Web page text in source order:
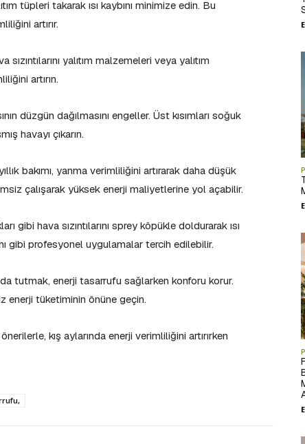
tüpleri takarak ısı kaybını minimize edin. Bu
artırır.
yalıtım malzemeleri veya yalıtım
artırın.
düzgün dağılmasını engeller. Üst kısımları soğuk
havayı çıkarın.
bakımı, yanma verimliliğini artırarak daha düşük
çalışarak yüksek enerji maliyetlerine yol açabilir.
gibi hava sızıntılarını sprey köpükle doldurarak ısı
gibi profesyonel uygulamalar tercih edilebilir.
tutmak, enerji tasarrufu sağlarken konforu korur.
enerji tüketiminin önüne geçin.
kış aylarında enerji verimliliğini artırırken